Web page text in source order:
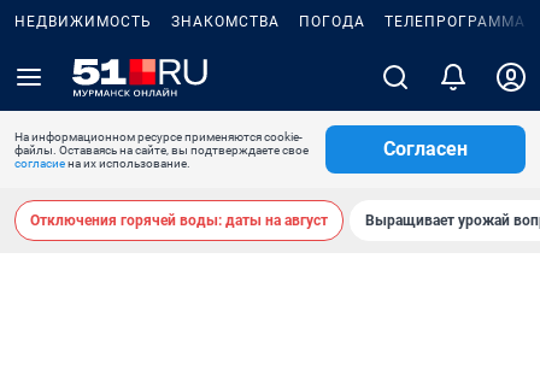
НЕДВИЖИМОСТЬ ЗНАКОМСТВА ПОГОДА ТЕЛЕПРОГРАММА
На информационном ресурсе применяются cookie-
файлы. Оставаясь на сайте, вы подтверждаете свое
согласиена их использование.
Согласен
Отключения горячей воды: даты на август Выращивает урожай